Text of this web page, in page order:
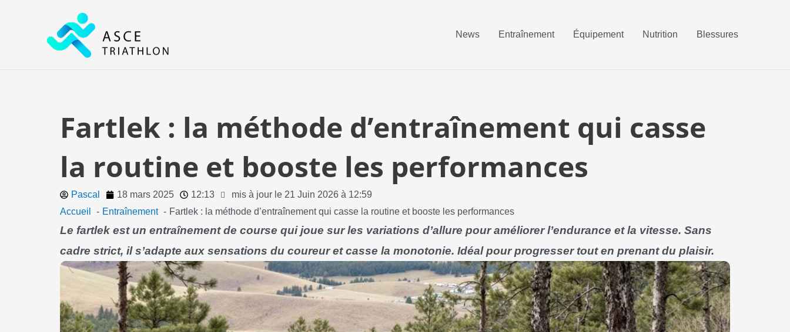
News Entraînement Équipement Nutrition Blessures
Fartlek : la méthode d’entraînement qui casse
la routine et booste les performances
Pascal 18 mars 2025 12:13
mis à jour le 21 Juin 2026 à 12:59
Accueil
Entraînement Fartlek : la méthode d’entraînement qui casse la routine et booste les performances
Le fartlek est un entraînement de course qui joue sur les variations d’allure pour améliorer l’endurance et la vitesse. Sans
cadre strict, il s’adapte aux sensations du coureur et casse la monotonie. Idéal pour progresser tout en prenant du plaisir.